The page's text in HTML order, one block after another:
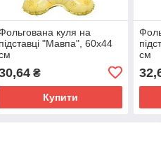
куля на
підставці "Мавпа", 60х44
₴
Купити
см